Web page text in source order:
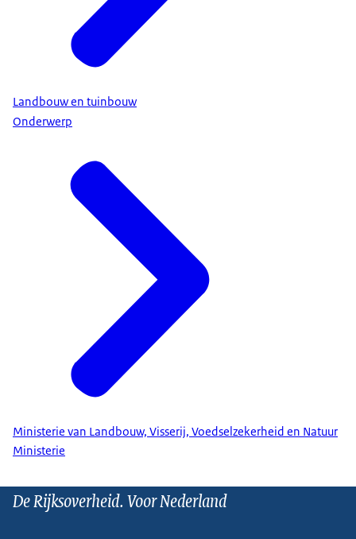
Landbouw en tuinbouw
Onderwerp
Ministerie van Landbouw, Visserij, Voedselzekerheid en Natuur
Ministerie
De Rijksoverheid. Voor Nederland